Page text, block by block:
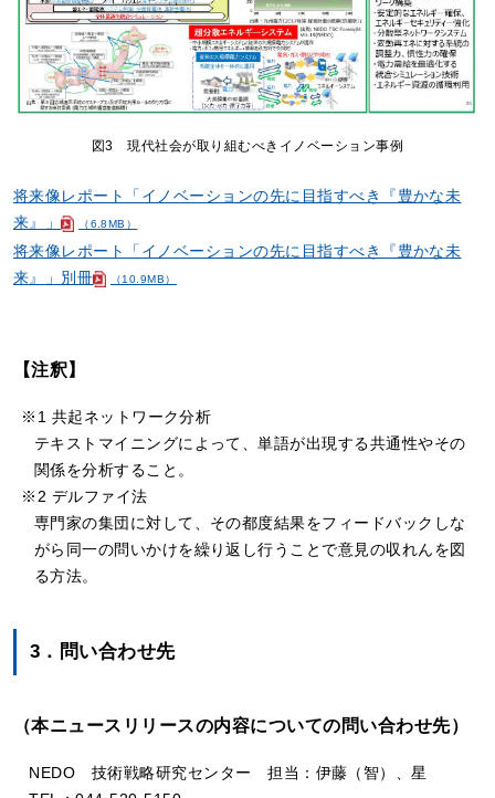
図3 現代社会が取り組むべきイノベーション事例
将来像レポート「イノベーションの先に目指すべき『豊かな未
来』」
（6.8MB）
将来像レポート「イノベーションの先に目指すべき『豊かな未
来』」別冊
（10.9MB）
【注釈】
※1 共起ネットワーク分析
テキストマイニングによって、単語が出現する共通性やその
関係を分析すること。
※2 デルファイ法
専門家の集団に対して、その都度結果をフィードバックしな
がら同一の問いかけを繰り返し行うことで意見の収れんを図
る方法。
3．問い合わせ先
（本ニュースリリースの内容についての問い合わせ先）
NEDO 技術戦略研究センター 担当：伊藤（智）、星